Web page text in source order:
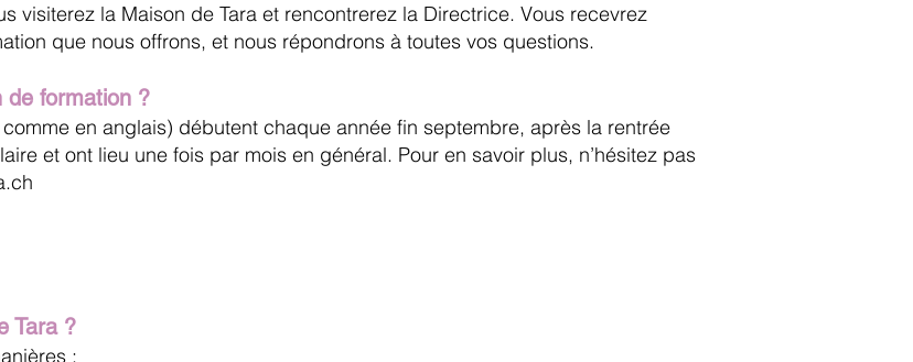
visiterez la Maison de Tara et rencontrerez la Directrice. Vous recevrez
que nous offrons, et nous répondrons à toutes vos questions.
de formation ?
en anglais) débutent chaque année fin septembre, après la rentrée
et ont lieu une fois par mois en général. Pour en savoir plus, n’hésitez pas
Tara ?
: